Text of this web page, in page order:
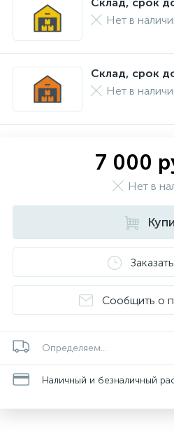
Нет в
Склад, срок
Нет в
7 000
Нет в
Сообщить о
Определяем...
Наличный и безналичный